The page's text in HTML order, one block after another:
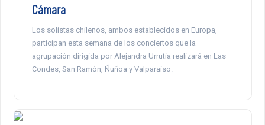
Cámara
Los solistas chilenos, ambos establecidos en Europa,
participan esta semana de los conciertos que la
agrupación dirigida por Alejandra Urrutia realizará en Las
Condes, San Ramón, Ñuñoa y Valparaíso.